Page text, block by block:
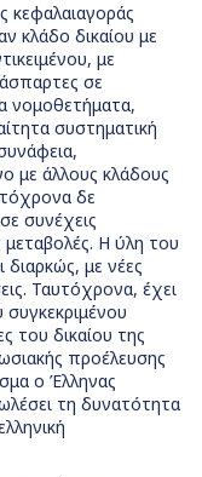
κεφαλαιαγοράς
κλάδο δικαίου με
με
σε
νομοθετήματα,
συστηματική
με άλλους κλάδους
δε
συνέχεις
μεταβολές. Η ύλη του
διαρκώς, με νέες
Ταυτόχρονα, έχει
του δικαίου της
προέλευσης
ο Έλληνας
τη δυνατότητα